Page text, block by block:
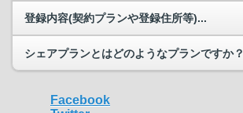
登録内容(契約プランや登録住所等)...
シェアプランとはどのようなプランですか？
Facebook